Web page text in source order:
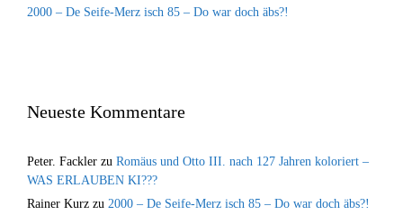
2000 – De Seife-Merz isch 85 – Do war doch äbs?!
Neueste Kommentare
Peter. Fackler zu Romäus und Otto III. nach 127 Jahren koloriert –
WAS ERLAUBEN KI???
Rainer Kurz zu 2000 – De Seife-Merz isch 85 – Do war doch äbs?!